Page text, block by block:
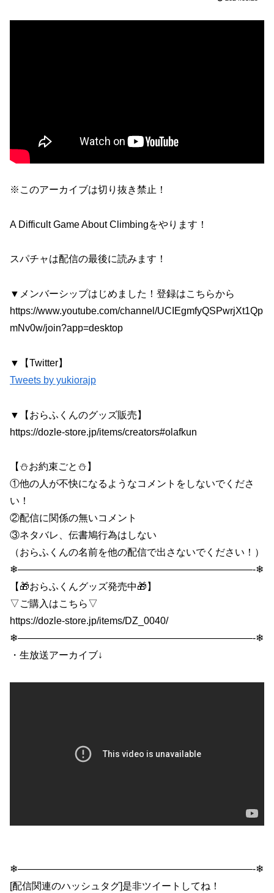
※このアーカイブは切り抜き禁止！
A Difficult Game About Climbingをやります！
スパチャは配信の最後に読みます！
▼メンバーシップはじめました！登録はこちらから
https://www.youtube.com/channel/UCIEgmfyQSPwrjXt1Qp
mNv0w/join?app=desktop
▼【Twitter】
Tweets by yukiorajp
▼【おらふくんのグッズ販売】
https://dozle-store.jp/items/creators#olafkun
【⛄お約束ごと⛄】
①他の人が不快になるようなコメントをしないでくださ
い！
②配信に関係の無いコメント
③ネタバレ、伝書鳩行為はしない
（おらふくんの名前を他の配信で出さないでください！）
❄————————————————————————-❄
【🎁おらふくんグッズ発売中🎁】
▽ご購入はこちら▽
https://dozle-store.jp/items/DZ_0040/
❄————————————————————————-❄
・生放送アーカイブ↓
❄————————————————————————-❄
[配信関連のハッシュタグ]是非ツイートしてね！